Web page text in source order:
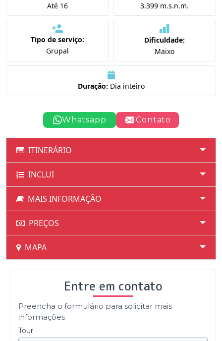
Até 16
3.399 m.s.n.m.
Tipo de serviço:
Grupal
Dificuldade:
Maixo
Duração: Dia inteiro
Whatsapp Contato
ITINERÁRIO
INCLUI
MAIS INFORMAÇÃO
PREÇOS
MAPA
Entre em contato
Preencha o formulário para solicitar mais
informações
Tour